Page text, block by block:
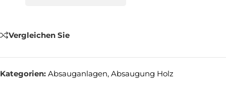
Vergleichen Sie
Kategorien: Absauganlagen, Absaugung Holz